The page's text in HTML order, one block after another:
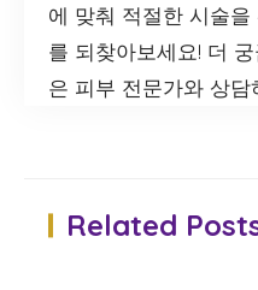
에 맞춰 적절한 시술
를 되찾아보세요! 더
은 피부 전문가와 상담
Related